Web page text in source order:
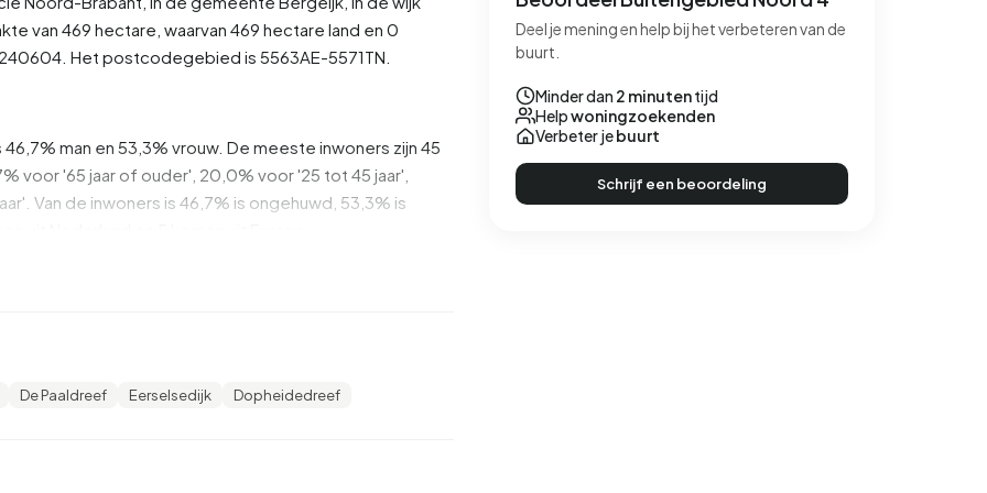
van 469 hectare, waarvan 469 hectare land en 0
Het postcodegebied is 5563AE-5571TN.
man en 53,3% vrouw. De meeste inwoners zijn 45
voor '65 jaar of ouder', 20,0% voor '25 tot 45 jaar',
Van de inwoners is 46,7% is ongehuwd, 53,3% is
daarvan zijn eenpersoonshuishoudens, 33,3%
is dan het nationale gemiddelde van €35.800. Per
en 20,0% heeft VMBO of MBO 1.
De Paaldreef Eerselsedijk Dopheidedreef
Deel je mening en help bij het verbeteren van de
buurt.
Minder dan 2 minutentijd
Helpwoningzoekenden
Verbeter jebuurt
Schrijf een beoordeling